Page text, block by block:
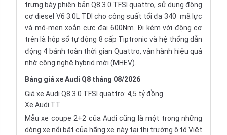
trưng bày phiên bản Q8 3.0 TFSI quattro, sử dụng động
cơ diesel V6 3.0L TDI cho công suất tối đa 340 mã lực
và mô-men xoắn cực đại 600Nm. Đi kèm với động cơ
trên là hộp số tự động 8 cấp Tiptronic và hệ thống dẫn
động 4 bánh toàn thời gian Quattro, vận hành hiệu quả
nhờ công nghệ hybrid mới (MHEV).
Bảng giá xe Audi Q8 tháng 08/2026
Giá xe Audi Q8 3.0 TFSI quattro: 4,5 tỷ đồng
Xe Audi TT
Mẫu xe coupe 2+2 của Audi cũng là một trong những
dòng xe nổi bật của hãng xe này tại thị trường ô tô Việt